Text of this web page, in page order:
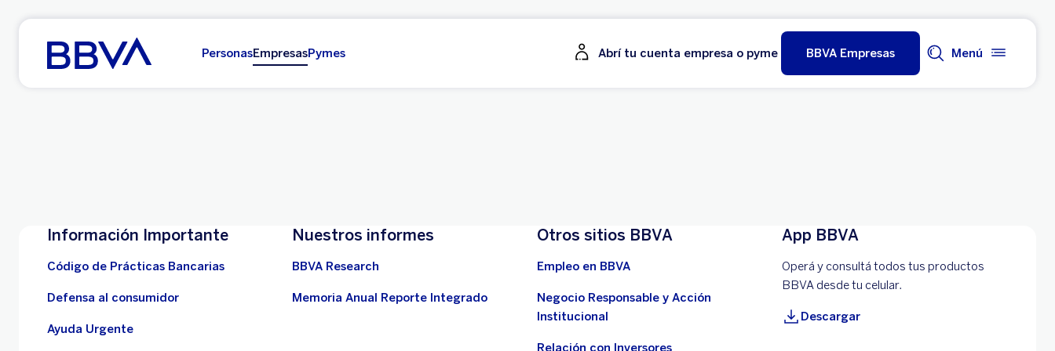
Ir al contenido principal
PersonasEmpresasPymes Abrí tu cuenta empresa o pyme BBVA Empresas Menú
Información Importante
Código de Prácticas Bancarias
Defensa al consumidor
Ayuda Urgente
Nuestros informes
BBVA Research
Memoria Anual Reporte Integrado
Otros sitios BBVA
Empleo en BBVA
Negocio Responsable y Acción
Institucional
Relación con Inversores
App BBVA
Operá y consultá todos tus productos
BBVA desde tu celular.
Descargar